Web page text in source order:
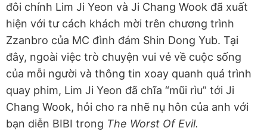
đôi chính Lim Ji Yeon và Ji Chang Wook đã xuất
hiện với tư cách khách mời trên chương trình
Zzanbro của MC đình đám Shin Dong Yub. Tại
đây, ngoài việc trò chuyện vui vẻ về cuộc sống
của mỗi người và thông tin xoay quanh quá trình
quay phim, Lim Ji Yeon đã chĩa “mũi rìu” tới Ji
Chang Wook, hỏi cho ra nhẽ nụ hôn của anh với
bạn diễn BIBI trong The Worst Of Evil.